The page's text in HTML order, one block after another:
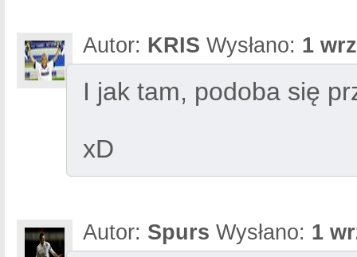
Autor: KRIS Wysłano: 1
I jak tam, podoba się
xD
Autor: Spurs Wysłano: 1